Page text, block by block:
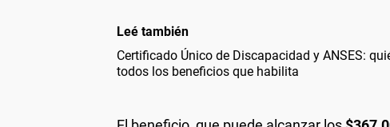
Leé también
Certificado Único de Discapacidad y ANSES:
todos los beneficios que habilita